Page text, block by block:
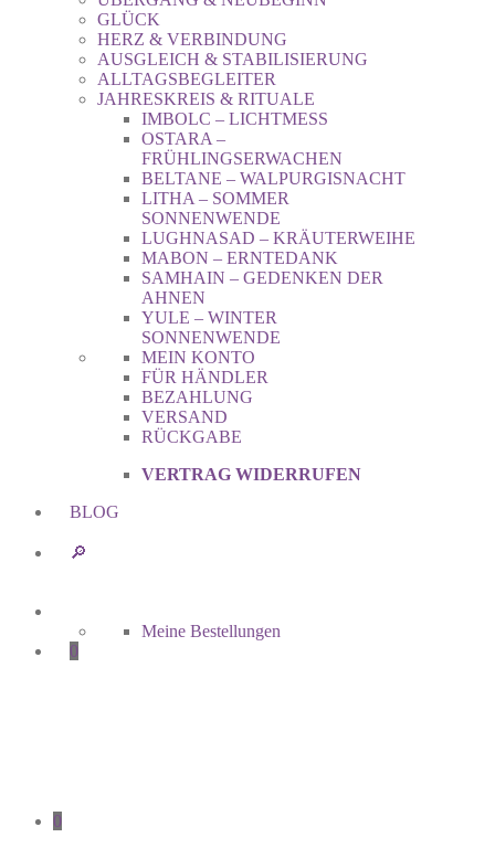
GLÜCK
HERZ & VERBINDUNG
AUSGLEICH & STABILISIERUNG
ALLTAGSBEGLEITER
JAHRESKREIS & RITUALE
IMBOLC – LICHTMESS
OSTARA –
FRÜHLINGSERWACHEN
BELTANE – WALPURGISNACHT
LITHA – SOMMER
SONNENWENDE
LUGHNASAD – KRÄUTERWEIHE
MABON – ERNTEDANK
SAMHAIN – GEDENKEN DER
AHNEN
YULE – WINTER
SONNENWENDE
MEIN KONTO
FÜR HÄNDLER
BEZAHLUNG
VERSAND
RÜCKGABE
VERTRAG WIDERRUFEN
BLOG
🔎︎
Meine Bestellungen
0
0